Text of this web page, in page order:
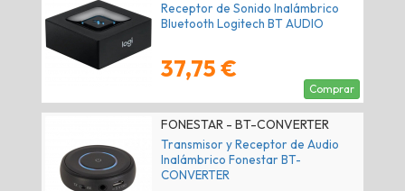
Receptor de Sonido Inalámbrico
Bluetooth Logitech BT AUDIO
37,75 €
Comprar
FONESTAR - BT-CONVERTER
Transmisor y Receptor de Audio
Inalámbrico Fonestar BT-
CONVERTER